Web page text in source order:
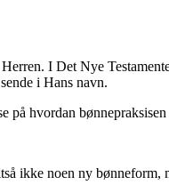
I Det Nye
i Hans navn.
på hvordan
ikke noen ny bønneform,